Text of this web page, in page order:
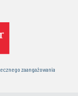
zaangażowania